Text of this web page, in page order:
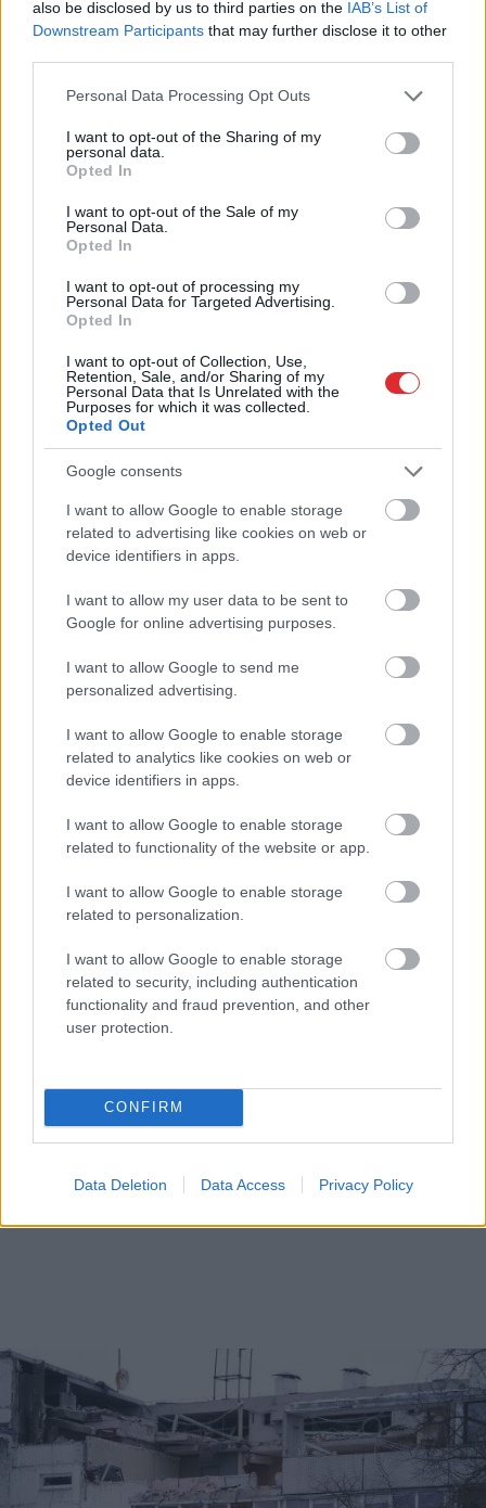
also be disclosed by us to third parties on the IAB’s List of
Downstream Participants that may further disclose it to other
Please note that this website/app uses one or more Google
not limited to your visit or usage behaviour. You may click to
grant or deny consent to Google and its third-party tags to
use your data for below specified purposes in below Google
consent section.
Personal Data Processing Opt Outs
I want to opt-out of the Sharing of my
personal data.
Opted In
I want to opt-out of the Sale of my
Personal Data.
Opted In
I want to opt-out of processing my
Personal Data for Targeted Advertising.
Opted In
I want to opt-out of Collection, Use,
Retention, Sale, and/or Sharing of my
Personal Data that Is Unrelated with the
Purposes for which it was collected.
Opted Out
Google consents
I want to allow Google to enable storage
related to advertising like cookies on web or
device identifiers in apps.
I want to allow my user data to be sent to
Google for online advertising purposes.
I want to allow Google to send me
personalized advertising.
I want to allow Google to enable storage
related to analytics like cookies on web or
device identifiers in apps.
I want to allow Google to enable storage
related to functionality of the website or app.
I want to allow Google to enable storage
related to personalization.
I want to allow Google to enable storage
related to security, including authentication
functionality and fraud prevention, and other
user protection.
CONFIRM
Data Deletion Data Access Privacy Policy
Šlesers vērtē
izredzes
Tramps 2024. gadā
kandidēt nedrīkstētu”
Parsirds un asinsvadu
veselību var rūpēties arī ar
uzturu: 7 produkti, kurus
vērts iekļaut ēdienkartē
“Šausmās gribas
noskurināties!” Pircējs
veikalā uzvelkas par
citu pircēju uzvedību
pie bulciņu stenda
TrešdienLatvijā būs
vērojams daļējs Saules
Atcelt Ziņot